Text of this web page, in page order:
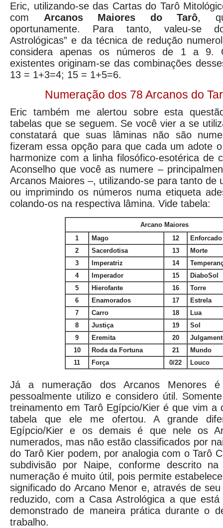
Eric, utilizando-se das Cartas do Tarô
com Arcanos Maiores do Tarô,
oportunamente. Para tanto, valeu-se
Astrológicas” e da técnica de redução
considera apenas os números de 1 a 9.
existentes originam-se das combinações
13 = 1+3=4; 15 = 1+5=6.
Numeração dos 78 Arcanos do
Eric também me alertou sobre esta
tabelas que se seguem. Se você vier a se
constatará que suas lâminas não são
fizeram essa opção para que cada um adote
harmonize com a linha filosófico-esotérica de
Aconselho que você as numere –
Arcanos Maiores –, utilizando-se para tanto de
ou imprimindo os números numa etiqueta
colando-os na respectiva lâmina. Vide tabela:
Arcano Maiores
1
Mago 12
Enforcado
2
Sacerdotisa 13
Morte
3
Imperatriz 14
4
Imperador 15
DiaboSol
5
Hierofante 16
Torre
6
Enamorados 17
Estrela
7
Carro 18
Lua
8
Justiça 19
Sol
9
Eremita 20
10
Roda da Fortuna 21
Mundo
11
Força 0/22 Louco
Já a numeração dos Arcanos Menores
pessoalmente utilizo e considero útil.
treinamento em Tarô Egípcio/Kier é que vim a
tabela que ele me ofertou. A grande
Egípcio/Kier e os demais é que nele os
numerados, mas não estão classificados por
do Tarô Kier podem, por analogia com o Tarô
subdivisão por Naipe, conforme descrito
numeração é muito útil, pois permite
significado do Arcano Menor e, através de
reduzido, com a Casa Astrológica a que
demonstrado de maneira prática durante o
trabalho.